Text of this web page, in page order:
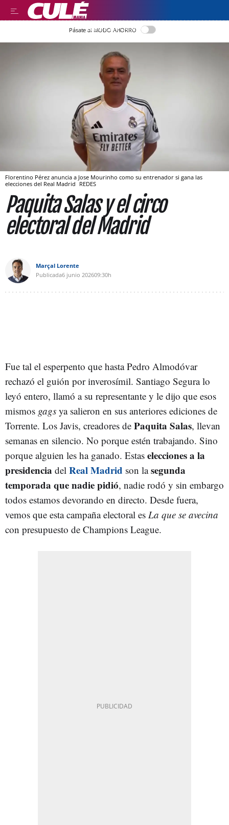
LLEGIR EN CATALÀ
Pásate al MODO AHORRO
Florentino Pérez anuncia a Jose Mourinho como su entrenador si gana las
elecciones del Real Madrid REDES
Paquita Salas y el circo
electoral del Madrid
Marçal Lorente
Publicada6 junio 202609:30h
Fue tal el esperpento que hasta Pedro Almodóvar
rechazó el guión por inverosímil. Santiago Segura lo
leyó entero, llamó a su representante y le dijo que esos
mismos gags ya salieron en sus anteriores ediciones de
Torrente. Los Javis, creadores de Paquita Salas, llevan
semanas en silencio. No porque estén trabajando. Sino
porque alguien les ha ganado. Estas elecciones a la
presidencia del Real Madrid son lasegunda
temporada que nadie pidió, nadie rodó y sin embargo
todos estamos devorando en directo. Desde fuera,
vemos que esta campaña electoral es La que se avecina
con presupuesto de Champions League.